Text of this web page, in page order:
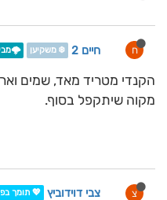
ח חיים 2 ❄️ משקיען
הקנדי מטריד מאד, שמים
מקוה שיתקפל בסוף.
צ צבי דוידוביץ 💖 תומך